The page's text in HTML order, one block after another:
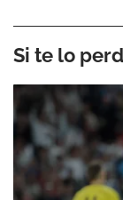
Si te lo